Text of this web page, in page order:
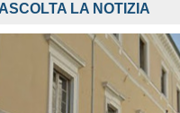
ASCOLTA LA NOTIZIA